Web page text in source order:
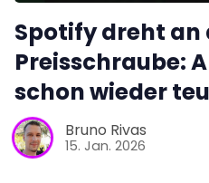
Spotify dreht an
Preisschraube:
schon wieder
Bruno Rivas
15. Jan. 2026